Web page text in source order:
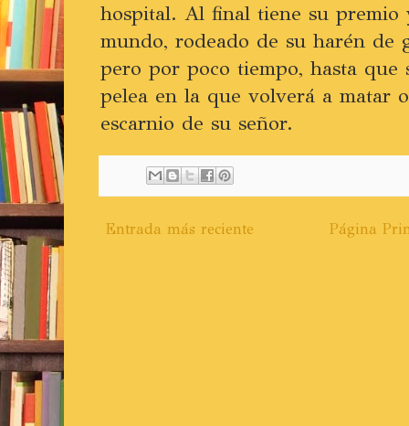
hospital. Al final tiene su premio
mundo, rodeado de su harén de
pero por poco tiempo, hasta que
pelea en la que volverá a matar
escarnio de su señor.
Entrada más reciente Página